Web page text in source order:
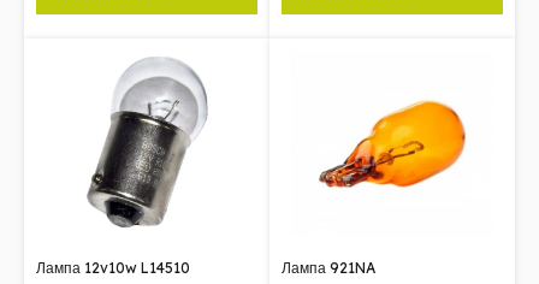
Лампа 12v10w L14510 Лампа 921NA